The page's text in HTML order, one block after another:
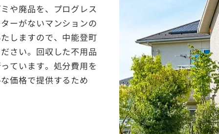
や廃品を、プログレス
ーがないマンションの
しますので、中能登町
さい。回収した不用品
ています。処分費用を
価格で提供するため